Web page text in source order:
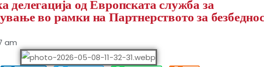
делегација од Европската служба за
во рамки на Партнерството за
am